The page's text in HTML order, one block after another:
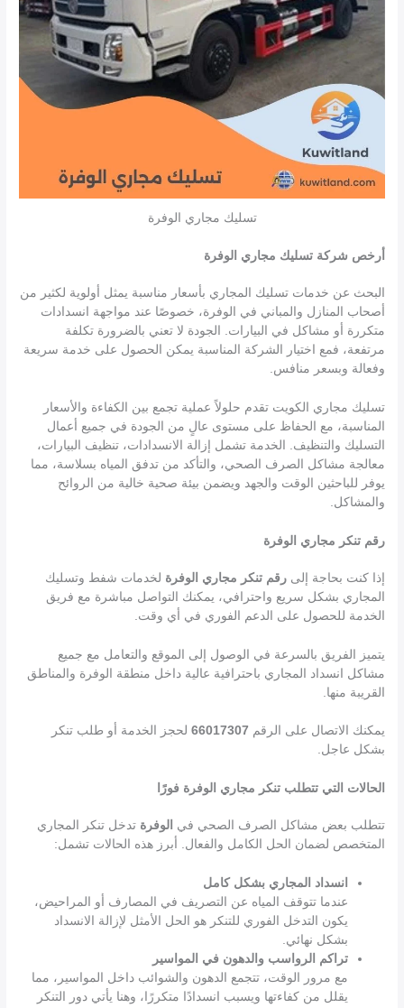
تسليك مجاري الوفرة
أرخص شركة تسليك مجاري الوفرة
البحث عن خدمات تسليك المجاري بأسعار مناسبة يمثل أولوية لكثير من
أصحاب المنازل والمباني في الوفرة، خصوصًا عند مواجهة انسدادات
متكررة أو مشاكل في البيارات. الجودة لا تعني بالضرورة تكلفة
مرتفعة، فمع اختيار الشركة المناسبة يمكن الحصول على خدمة سريعة
وفعالة وبسعر منافس.
تسليك مجاري الكويت تقدم حلولاً عملية تجمع بين الكفاءة والأسعار
المناسبة، مع الحفاظ على مستوى عالٍ من الجودة في جميع أعمال
التسليك والتنظيف. الخدمة تشمل إزالة الانسدادات، تنظيف البيارات،
معالجة مشاكل الصرف الصحي، والتأكد من تدفق المياه بسلاسة، مما
يوفر للباحثين الوقت والجهد ويضمن بيئة صحية خالية من الروائح
والمشاكل.
رقم تنكر مجاري الوفرة
إذا كنت بحاجة إلىرقم تنكر مجاري الوفرة لخدمات شفط وتسليك
المجاري بشكل سريع واحترافي، يمكنك التواصل مباشرة مع فريق
الخدمة للحصول على الدعم الفوري في أي وقت.
يتميز الفريق بالسرعة في الوصول إلى الموقع والتعامل مع جميع
مشاكل انسداد المجاري باحترافية عالية داخل منطقة الوفرة والمناطق
القريبة منها.
يمكنك الاتصال على الرقم 66017307 لحجز الخدمة أو طلب تنكر
بشكل عاجل.
الحالات التي تتطلب تنكر مجاري الوفرة فورًا
تتطلب بعض مشاكل الصرف الصحي في الوفرة تدخل تنكر المجاري
المتخصص لضمان الحل الكامل والفعال. أبرز هذه الحالات تشمل:
انسداد المجاري بشكل كامل
عندما تتوقف المياه عن التصريف في المصارف أو المراحيض،
يكون التدخل الفوري للتنكر هو الحل الأمثل لإزالة الانسداد
بشكل نهائي.
تراكم الرواسب والدهون في المواسير
مع مرور الوقت، تتجمع الدهون والشوائب داخل المواسير، مما
يقلل من كفاءتها ويسبب انسدادًا متكررًا، وهنا يأتي دور التنكر